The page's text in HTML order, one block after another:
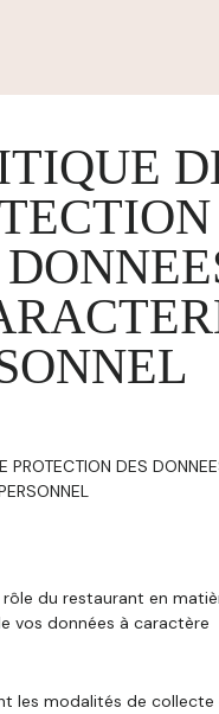
PROTECTION DES
rôle du restaurant en
vos données à caractère
les modalités de collecte